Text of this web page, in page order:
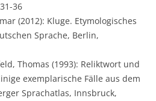
36
(2012): Kluge. Etymologisches
Sprache, Berlin,
Thomas (1993): Reliktwort und
exemplarische Fälle aus dem
Sprachatlas, Innsbruck,